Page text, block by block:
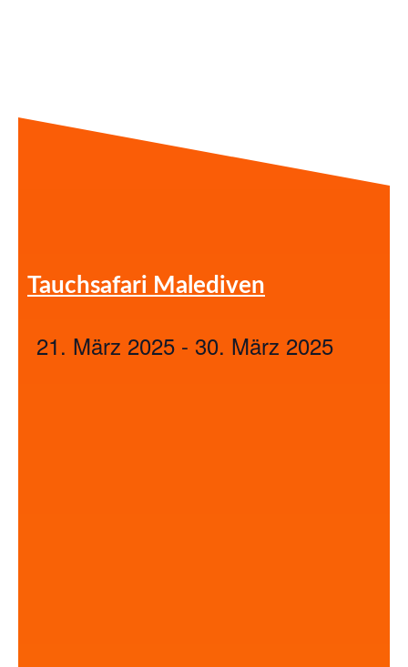
Tauchsafari Malediven
21. März 2025 - 30. März 2025